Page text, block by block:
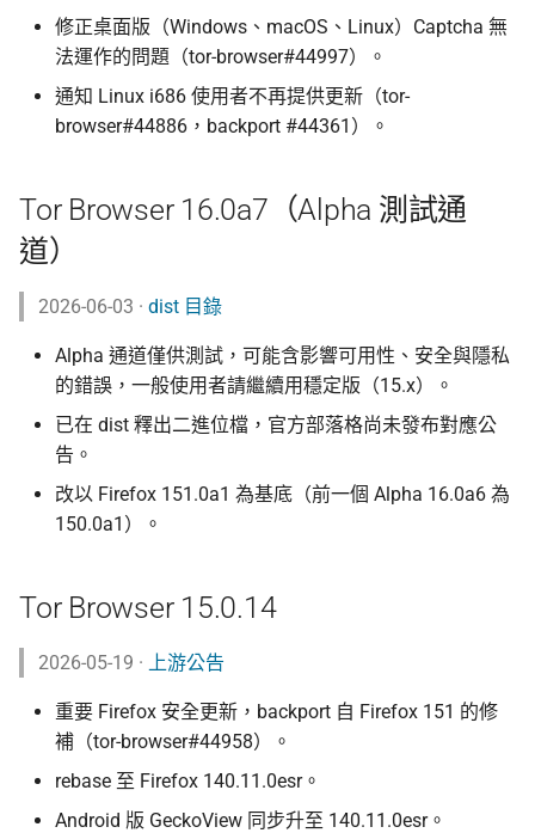
修正桌面版（Windows、macOS、Linux）Captcha 無
法運作的問題（tor-browser#44997）。
通知 Linux i686 使用者不再提供更新（tor-
browser#44886，backport #44361）。
Tor Browser 16.0a7（Alpha 測試通
道）
2026-06-03 · dist 目錄
Alpha 通道僅供測試，可能含影響可用性、安全與隱私
的錯誤，一般使用者請繼續用穩定版（15.x）。
已在 dist 釋出二進位檔，官方部落格尚未發布對應公
告。
改以 Firefox 151.0a1 為基底（前一個 Alpha 16.0a6 為
150.0a1）。
Tor Browser 15.0.14
2026-05-19 · 上游公告
重要 Firefox 安全更新，backport 自 Firefox 151 的修
補（tor-browser#44958）。
rebase 至 Firefox 140.11.0esr。
Android 版 GeckoView 同步升至 140.11.0esr。